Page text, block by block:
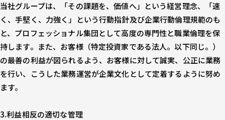
当社グループは、「その課題を、価値へ」という経営理念、「速
く、手堅く、力強く」という行動指針及び企業行動倫理規範のも
と、プロフェッショナル集団として高度の専門性と職業倫理を保
持します。また、お客様（特定投資家である法人。以下同じ。）
の最善の利益が図られるよう、お客様に対して誠実、公正に業務
を行い、こうした業務運営が企業文化として定着するように努め
ます。
3.利益相反の適切な管理